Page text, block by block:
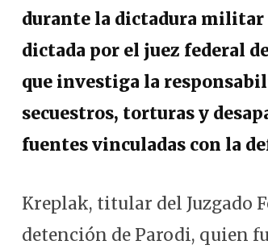
durante la dictadura militar
dictada por el juez federal
que investiga la
secuestros, torturas y
fuentes vinculadas con la
Kreplak, titular del Juzgado
detención de Parodi, quien